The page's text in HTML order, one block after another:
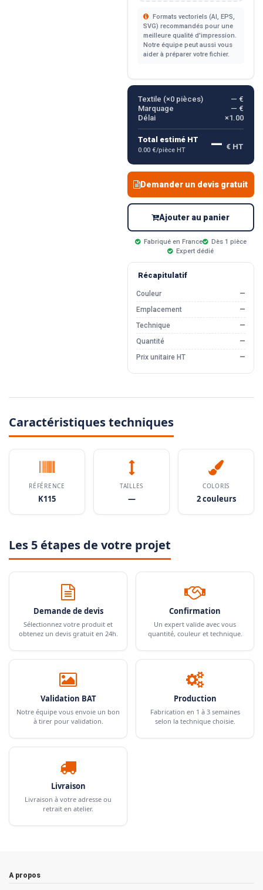
Formats vectoriels (AI, EPS,
SVG) recommandés pour une
meilleure qualité d'impression.
Notre équipe peut aussi vous
aider à préparer votre fichier.
Textile (×0pièces)
— €
Marquage
— €
Délai
×1.00
Total estimé HT
0.00 €/pièce HT — € HT
Demander un devis gratuit
Ajouter au panier
Fabriqué en France
Dès 1 pièce
Expert dédié
Récapitulatif
Couleur
—
Emplacement
—
Technique
—
Quantité
—
Prix unitaire HT
—
Caractéristiques techniques
RÉFÉRENCE
K115
TAILLES
—
COLORIS
2 couleurs
Les 5 étapes de votre projet
Demande de devis
Sélectionnez votre produit et
obtenez un devis gratuit en 24h.
Confirmation
Un expert valide avec vous
quantité, couleur et technique.
Validation BAT
Notre équipe vous envoie un bon
à tirer pour validation.
Production
Fabrication en 1 à 3 semaines
selon la technique choisie.
Livraison
Livraison à votre adresse ou
retrait en atelier.
A propos